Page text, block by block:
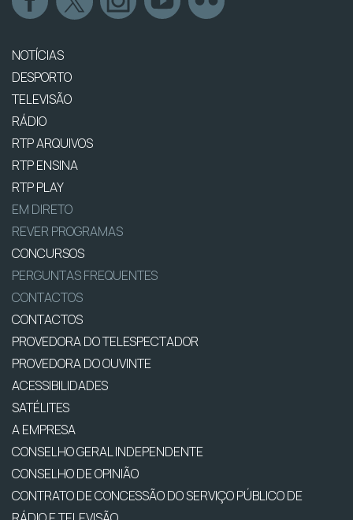
NOTÍCIAS
DESPORTO
TELEVISÃO
RÁDIO
RTP ARQUIVOS
RTP ENSINA
RTP PLAY
EM DIRETO
REVER PROGRAMAS
CONCURSOS
PERGUNTAS FREQUENTES
CONTACTOS
CONTACTOS
PROVEDORA DO TELESPECTADOR
PROVEDORA DO OUVINTE
ACESSIBILIDADES
SATÉLITES
A EMPRESA
CONSELHO GERAL INDEPENDENTE
CONSELHO DE OPINIÃO
CONTRATO DE CONCESSÃO DO SERVIÇO PÚBLICO DE